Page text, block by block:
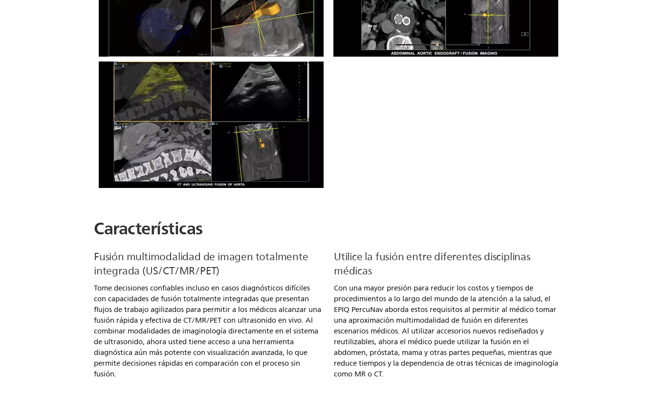
Características
Fusión multimodalidad de imagen totalmente
integrada (US/CT/MR/PET)
Tome decisiones confiables incluso en casos diagnósticos difíciles
con capacidades de fusión totalmente integradas que presentan
flujos de trabajo agilizados para permitir a los médicos alcanzar una
fusión rápida y efectiva de CT/MR/PET con ultrasonido en vivo. Al
combinar modalidades de imaginología directamente en el sistema
de ultrasonido, ahora usted tiene acceso a una herramienta
diagnóstica aún más potente con visualización avanzada, lo que
permite decisiones rápidas en comparación con el proceso sin
fusión.
Utilice la fusión entre diferentes disciplinas
médicas
Con una mayor presión para reducir los costos y tiempos de
procedimientos a lo largo del mundo de la atención a la salud, el
EPIQ PercuNav aborda estos requisitos al permitir al médico tomar
una aproximación multimodalidad de fusión en diferentes
escenarios médicos. Al utilizar accesorios nuevos rediseñados y
reutilizables, ahora el médico puede utilizar la fusión en el
abdomen, próstata, mama y otras partes pequeñas, mientras que
reduce tiempos y la dependencia de otras técnicas de imaginología
como MR o CT.